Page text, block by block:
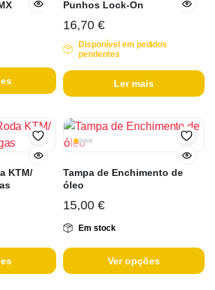
Punhos Lock-On
16,70 €
Disponível em pedidos
pendentes
Ler mais
KTM/
Tampa de Enchimento de
óleo
15,00 €
Em stock
Ver opções